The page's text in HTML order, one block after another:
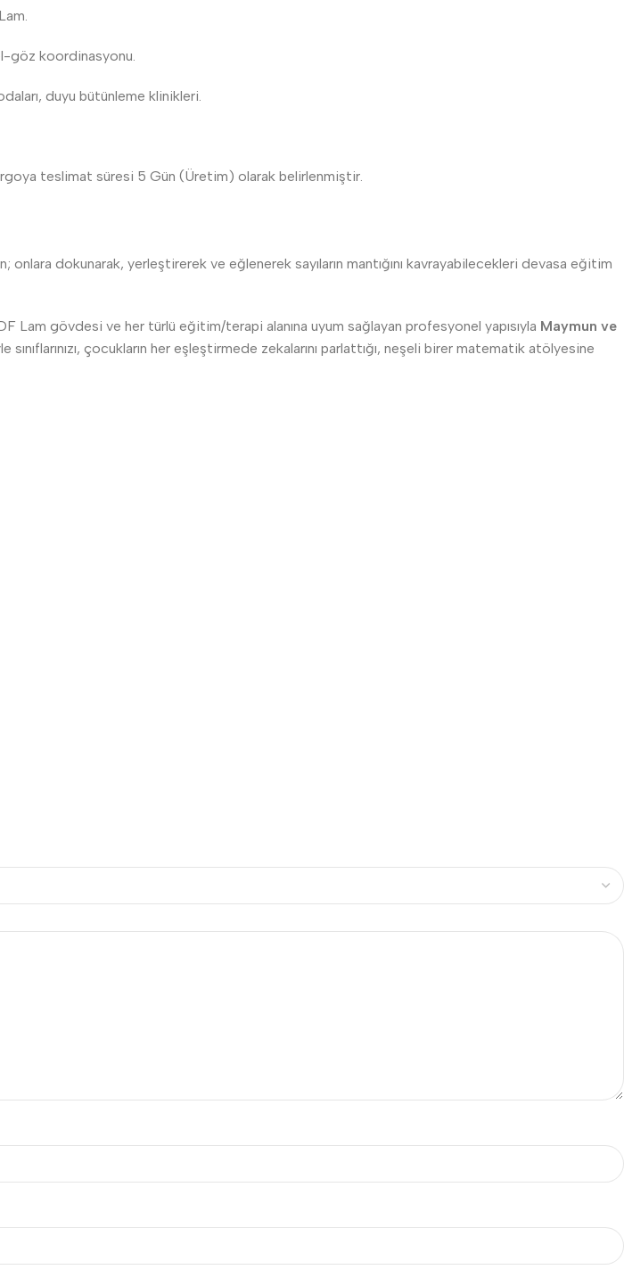
göz koordinasyonu.
duyu bütünleme klinikleri.
teslimat süresi 5 Gün (Üretim) olarak belirlenmiştir.
dokunarak, yerleştirerek ve eğlenerek sayıların mantığını kavrayabilecekleri devasa eğitim
Lam gövdesi ve her türlü eğitim/terapi alanına uyum sağlayan profesyonel yapısıyla Maymun ve
çocukların her eşleştirmede zekalarını parlattığı, neşeli birer matematik atölyesine